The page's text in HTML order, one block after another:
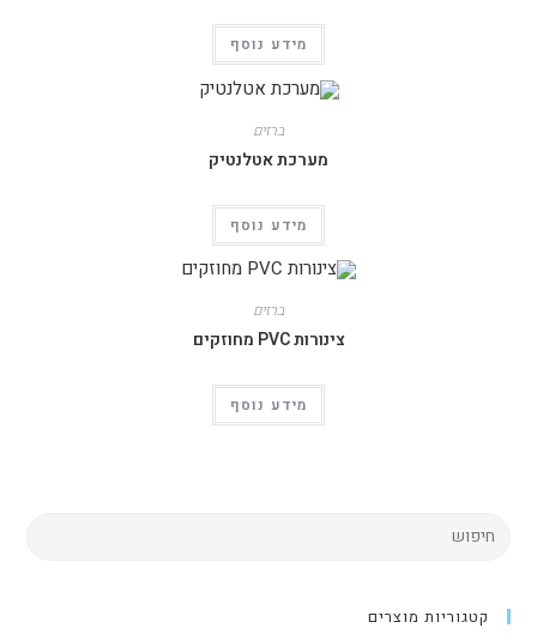
מידע נוסף
ברזים
מערכת אטלנטיק
מידע נוסף
ברזים
צינורות PVC מחוזקים
מידע נוסף
קטגוריות מוצרים